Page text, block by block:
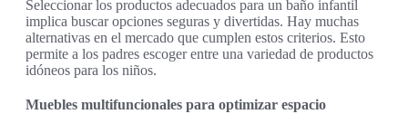
Seleccionar los productos adecuados para un baño infantil
implica buscar opciones seguras y divertidas. Hay muchas
alternativas en el mercado que cumplen estos criterios. Esto
permite a los padres escoger entre una variedad de productos
idóneos para los niños.
Muebles multifuncionales para optimizar espacio